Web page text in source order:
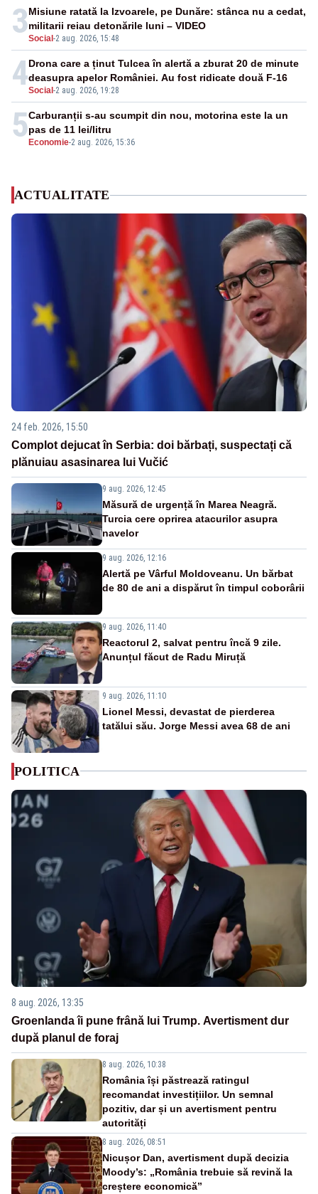
3Social -2 aug. 2026, 15:48
Misiune ratată la Izvoarele, pe Dunăre: stânca nu a cedat,
militarii reiau detonările luni – VIDEO
4Social -2 aug. 2026, 19:28
Drona care a ținut Tulcea în alertă a zburat 20 de minute
deasupra apelor României. Au fost ridicate două F-16
5 Economie-2 aug. 2026, 15:36
Carburanții s-au scumpit din nou, motorina este la un
pas de 11 lei/litru
ACTUALITATE
24 feb. 2026, 15:50
Complot dejucat în Serbia: doi bărbați, suspectați că
plănuiau asasinarea lui Vučić
9 aug. 2026, 12:45
Măsură de urgență în Marea Neagră.
Turcia cere oprirea atacurilor asupra
navelor
9 aug. 2026, 12:16
Alertă pe Vârful Moldoveanu. Un bărbat
de 80 de ani a dispărut în timpul coborârii
9 aug. 2026, 11:40
Reactorul 2, salvat pentru încă 9 zile.
Anunțul făcut de Radu Miruță
9 aug. 2026, 11:10
Lionel Messi, devastat de pierderea
tatălui său. Jorge Messi avea 68 de ani
POLITICA
8 aug. 2026, 13:35
Groenlanda îi pune frână lui Trump. Avertisment dur
după planul de foraj
8 aug. 2026, 10:38
România își păstrează ratingul
recomandat investițiilor. Un semnal
pozitiv, dar și un avertisment pentru
autorități
8 aug. 2026, 08:51
Nicușor Dan, avertisment după decizia
Moody’s: „România trebuie să revină la
creștere economică”